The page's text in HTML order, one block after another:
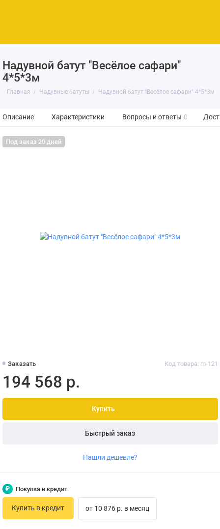
Надувной батут "Весёлое сафари"
4*5*3м
Главная Надувные батуты Надувной батут "Весёлое сафари" 4*5*3м
Описание Характеристики Вопросы и ответы 0
Под заказ 20 дней
Заказать Код товара: m-121
194 568 р.
Купить
Быстрый заказ
Нашли дешевле?
₽ Покупка в кредит
Купить в кредит от 10 876 р. в месяц